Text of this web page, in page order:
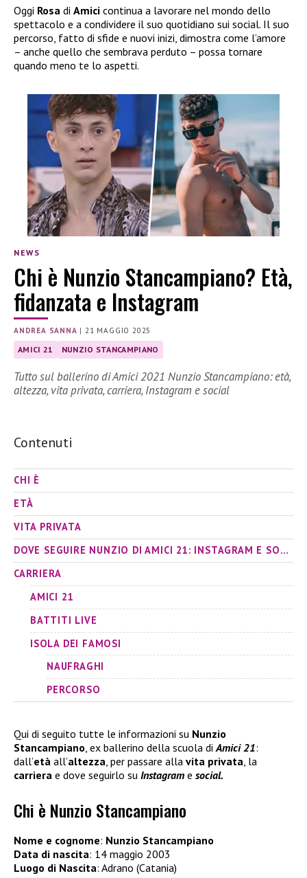
Oggi Rosa di Amici continua a lavorare nel mondo dello
spettacolo e a condividere il suo quotidiano sui social. Il suo
percorso, fatto di sfide e nuovi inizi, dimostra come l’amore
– anche quello che sembrava perduto – possa tornare
quando meno te lo aspetti.
NEWS
Chi è Nunzio Stancampiano? Età,
fidanzata e Instagram
ANDREA SANNA | 21 MAGGIO 2025
AMICI 21 NUNZIO STANCAMPIANO
Tutto sul ballerino di Amici 2021 Nunzio Stancampiano: età,
altezza, vita privata, carriera, Instagram e social
Contenuti
CHI È
ETÀ
VITA PRIVATA
DOVE SEGUIRE NUNZIO DI AMICI 21: INSTAGRAM E SOCIAL
CARRIERA
AMICI 21
BATTITI LIVE
ISOLA DEI FAMOSI
NAUFRAGHI
PERCORSO
Qui di seguito tutte le informazioni su Nunzio
Stancampiano, ex ballerino della scuola diAmici 21:
dall’età all’altezza, per passare alla vita privata, la
carriera e dove seguirlo su Instagram e social.
Chi è Nunzio Stancampiano
Nome e cognome: Nunzio Stancampiano
Data di nascita: 14 maggio 2003
Luogo di Nascita: Adrano (Catania)